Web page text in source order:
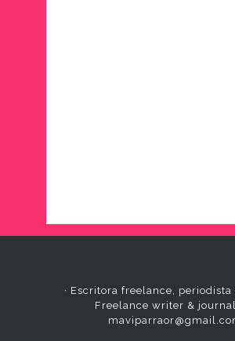
· Escritora freelance, periodista
Freelance writer &